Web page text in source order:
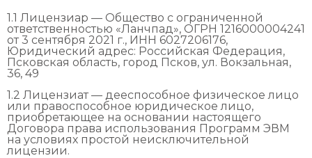
1.1 Лицензиар — Общество с ограниченной
ответственностью «Ланчпад», ОГРН 1216000004241
от 3 сентября 2021 г., ИНН 6027206176,
Юридический адрес: Российская Федерация,
Псковская область, город Псков, ул. Вокзальная,
36, 49
1.2 Лицензиат — дееспособное физическое лицо
или правоспособное юридическое лицо,
приобретающее на основании настоящего
Договора права использования Программ ЭВМ
на условиях простой неисключительной
лицензии.